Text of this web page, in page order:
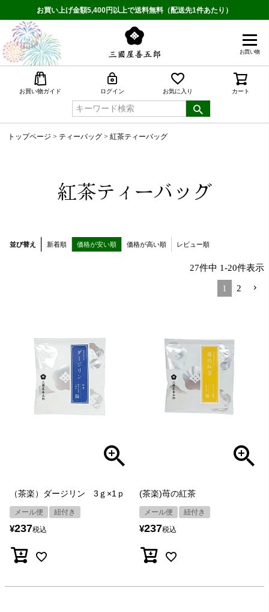
お買い上げ金額5,400円以上で送料無料（配送先1件あたり）
お買い物
お買い物ガイド ログイン お気に入り カート
トップページ ティーバッグ 紅茶ティーバッグ
紅茶ティーバッグ
並び替え 新着順 価格が安い順 価格が高い順 レビュー順
27件中 1-20件表示
1 2
（茶楽）ダージリン 3ｇ×1ｐ
メール便 紐付き
¥237税込
(茶楽)苺の紅茶
メール便 紐付き
¥237税込